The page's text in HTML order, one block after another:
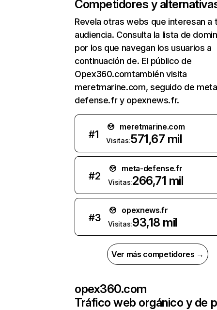
Competidores y
Revela otras webs que interesan a
audiencia. Consulta la lista de
por los que navegan los usuarios a
continuación de. El público de
Opex360.comtambién visita
meretmarine.com, seguido de
defense.fr y opexnews.fr.
#1
meretmarine.com
Visitas:571,67 mil
#2
meta-defense.fr
Visitas:266,71 mil
#3
opexnews.fr
Visitas:93,18 mil
Ver más competidores →
opex360.com
Tráfico web orgánico y de